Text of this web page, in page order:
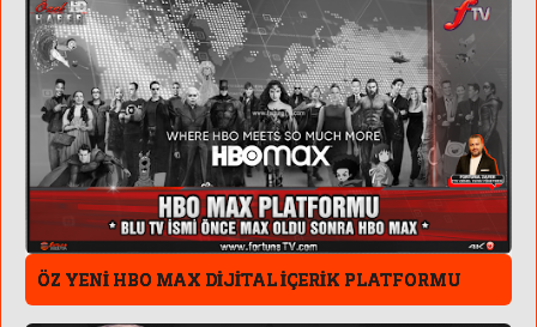
ÖZ YENİ HBO MAX DİJİTAL İÇERİK PLATFORMU